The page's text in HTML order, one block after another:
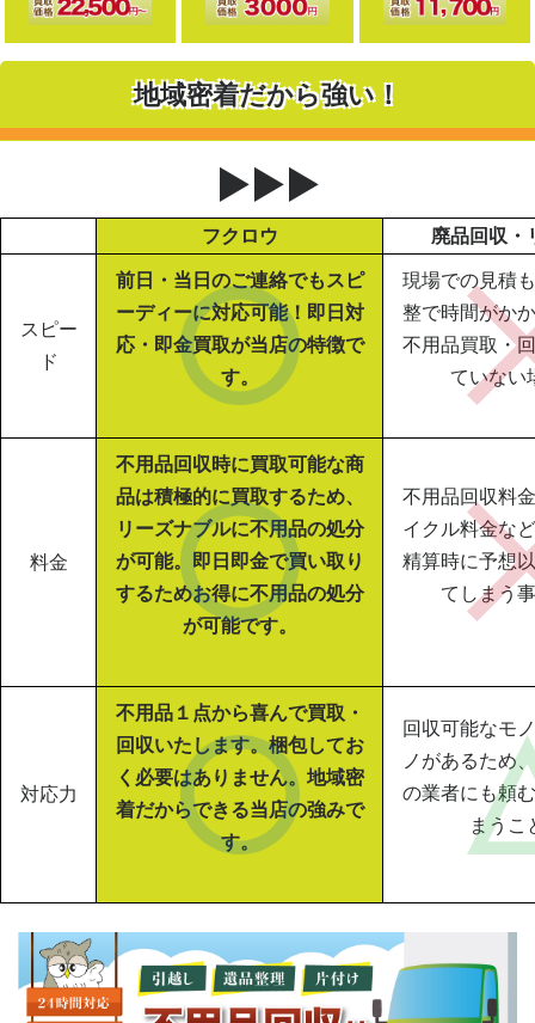
地域密着だから強い！
▶▶▶
フクロウ 廃品回収・
スピー
ド
前日・当日のご連絡でもスピ
ーディーに対応可能！即日対
応・即金買取が当店の特徴で
す。
現場での見積
整で時間がか
不用品買取・
ていない
料金
不用品回収時に買取可能な商
品は積極的に買取するため、
リーズナブルに不用品の処分
が可能。即日即金で買い取り
するためお得に不用品の処分
が可能です。
不用品回収料
イクル料金な
精算時に予想
てしまう
対応力
不用品１点から喜んで買取・
回収いたします。梱包してお
く必要はありません。地域密
着だからできる当店の強みで
す。
回収可能なモ
ノがあるため
の業者にも頼
まうこ